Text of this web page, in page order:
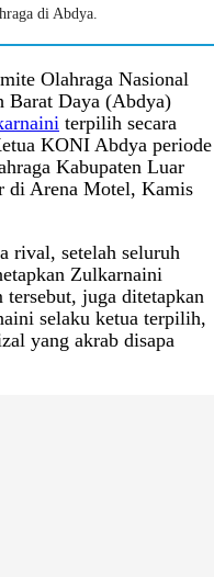
di Abdya.
Olahraga Nasional
Barat Daya (Abdya)
terpilih secara
KONI Abdya periode
Kabupaten Luar
di Arena Motel, Kamis
rival, setelah seluruh
Zulkarnaini
juga ditetapkan
selaku ketua terpilih,
yang akrab disapa